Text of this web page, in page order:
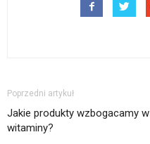
Poprzedni artykuł
Jakie produkty wzbogacamy w
witaminy?